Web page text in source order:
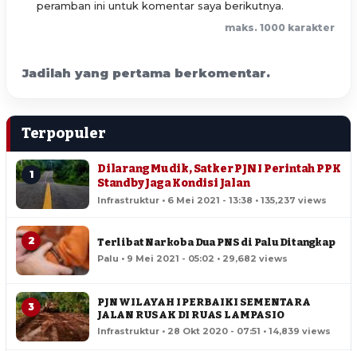
peramban ini untuk komentar saya berikutnya.
maks. 1000 karakter
Jadilah yang pertama berkomentar.
Terpopuler
1
Dilarang Mudik, Satker PJN I Perintah PPK
Standby Jaga Kondisi Jalan
Infrastruktur • 6 Mei 2021 - 13:38 • 135,237 views
2 Terlibat Narkoba Dua PNS di Palu Ditangkap
Palu • 9 Mei 2021 - 05:02 • 29,682 views
3
PJN WILAYAH I PERBAIKI SEMENTARA
JALAN RUSAK DI RUAS LAMPASIO
Infrastruktur • 28 Okt 2020 - 07:51 • 14,839 views